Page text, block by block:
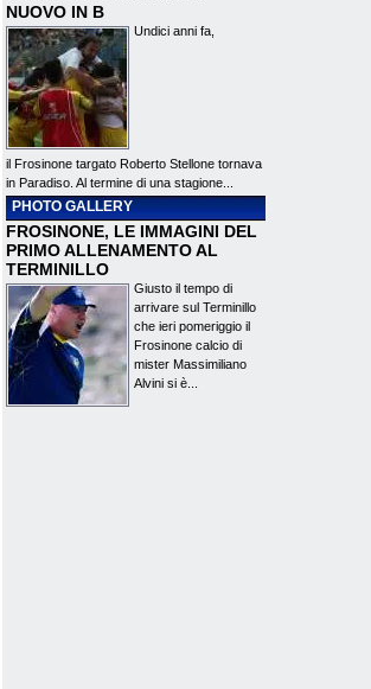
NUOVO IN B
Undici anni fa,
il Frosinone targato Roberto Stellone tornava
in Paradiso. Al termine di una stagione...
PHOTO GALLERY
FROSINONE, LE IMMAGINI DEL
PRIMO ALLENAMENTO AL
TERMINILLO
Giusto il tempo di
arrivare sul Terminillo
che ieri pomeriggio il
Frosinone calcio di
mister Massimiliano
Alvini si è...